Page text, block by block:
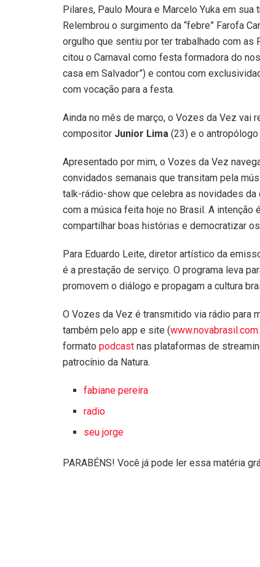
Pilares, Paulo Moura e Marcelo Yuka em sua
Relembrou o surgimento da “febre” Farofa
orgulho que sentiu por ter trabalhado com as
citou o Carnaval como festa formadora do
casa em Salvador”) e contou com
com vocação para a festa.
Ainda no mês de março, o Vozes da Vez vai
compositor Junior Lima (23) e o
Apresentado por mim, o Vozes da Vez
convidados semanais que transitam pela
talk-rádio-show que celebra as novidades
com a música feita hoje no Brasil. A
compartilhar boas histórias e democratizar
Para Eduardo Leite, diretor artístico da
é a prestação de serviço. O programa leva
promovem o diálogo e propagam a cultura
O Vozes da Vez é transmitido via rádio para
também pelo app e site (
formato podcast nas plataformas de
patrocínio da Natura.
fabiane pereira
radio
seu jorge
PARABÉNS! Você já pode ler essa matéria